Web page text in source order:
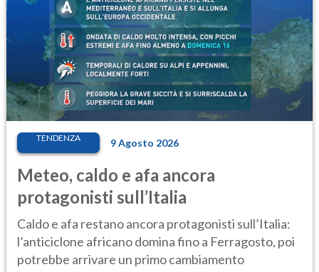
TENDENZA 9 Agosto 2026
Meteo, caldo e afa ancora
protagonisti sull’Italia
Caldo e afa restano ancora protagonisti sull’Italia:
l’anticiclone africano domina fino a Ferragosto, poi
potrebbe arrivare un primo cambiamento